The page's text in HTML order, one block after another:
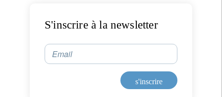
S'inscrire à la newsletter
Email
s'inscrire